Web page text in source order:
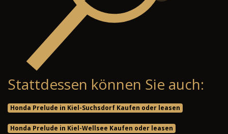
Stattdessen können Sie auch:
Honda Prelude in Kiel-Suchsdorf Kaufen oder leasen
Honda Prelude in Kiel-Wellsee Kaufen oder leasen